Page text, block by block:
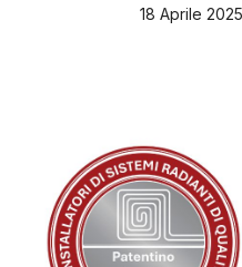
18 Aprile 2025